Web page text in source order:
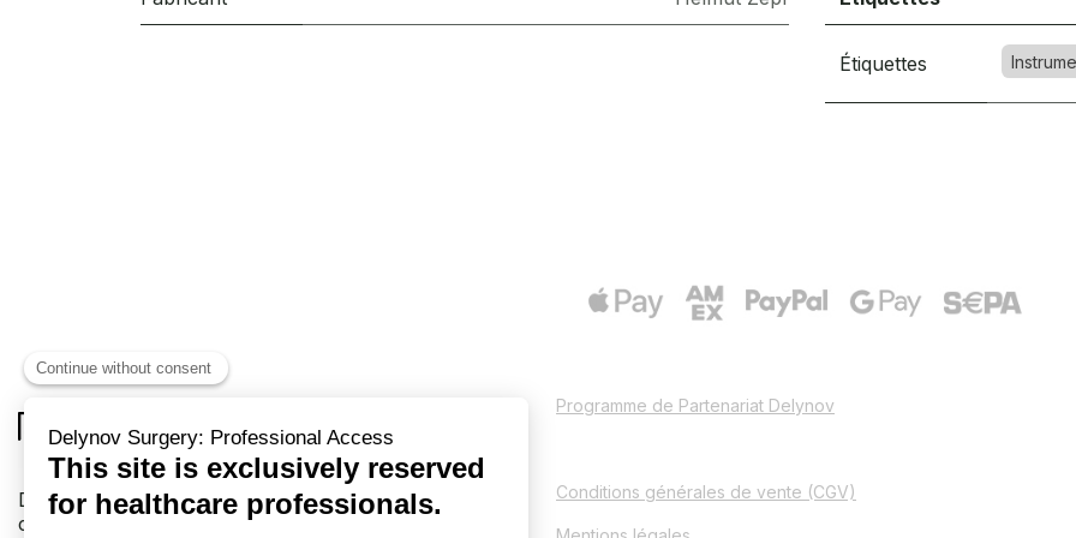
Étiquettes
Delynov Chirurgie votre fournisseur exclusif en
chirurgie
Programme de Partenariat Delynov
Conditions générales de vente (CGV)